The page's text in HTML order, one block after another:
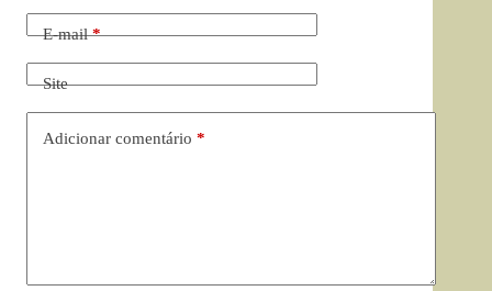
E-mail*
Site
Adicionar comentário *